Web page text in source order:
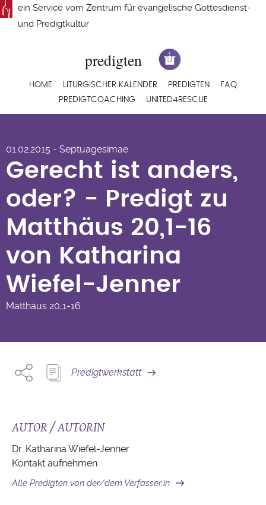
Direkt
zum
ein Service vom Zentrum für evangelische Gottesdienst-
und Predigtkultur
Hauptnavigation
HOME LITURGISCHER KALENDER PREDIGTEN
FAQ
PREDIGTCOACHING
UNITED4RESCUE
oder? - Predigt zu
Matthäus 20,1-16 von
Katharina Wiefel-
Jenner
01.02.2015 - Septuagesimae
Gerecht ist anders,
oder? - Predigt zu
Matthäus 20,1-16
von Katharina
Wiefel-Jenner
Matthäus 20,1-16
Predigtwerkstatt
AUTOR / AUTORIN
Dr. Katharina Wiefel-Jenner
Kontakt aufnehmen
Alle Predigten von der/dem Verfasser:in